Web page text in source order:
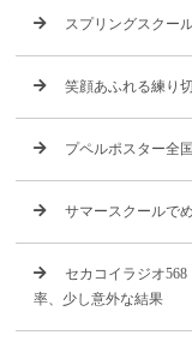
スプリングスクー
笑顔あふれる練り
プペルポスター全
サマースクールで
セカコイラジオ
率、少し意外な結果